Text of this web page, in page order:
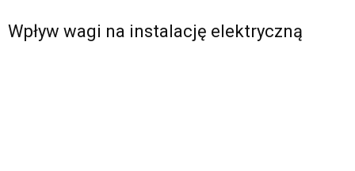
Wpływ wagi na instalację elektryczną